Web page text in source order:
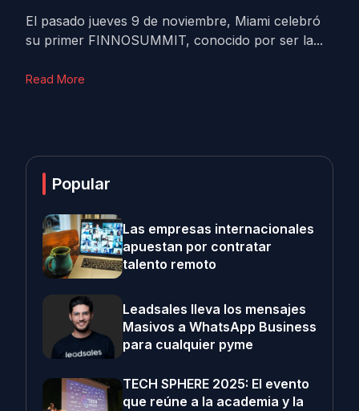
El pasado jueves 9 de noviembre, Miami celebró
su primer FINNOSUMMIT, conocido por ser la...
Read More
Popular
Las empresas internacionales
apuestan por contratar
talento remoto
Leadsales lleva los mensajes
Masivos a WhatsApp Business
para cualquier pyme
TECH SPHERE 2025: El evento
que reúne a la academia y la